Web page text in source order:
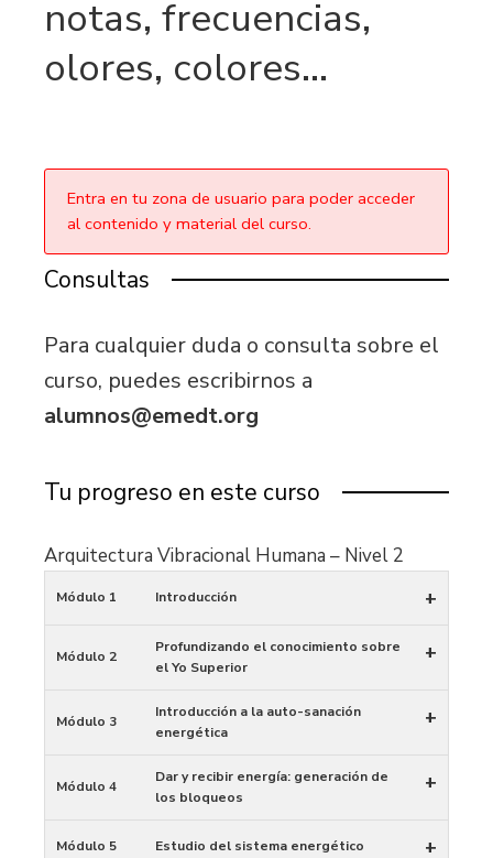
notas, frecuencias,
olores, colores…
Entra en tu zona de usuario para poder acceder
al contenido y material del curso.
Consultas
Para cualquier duda o consulta sobre el
curso, puedes escribirnos a
alumnos@emedt.org
Tu progreso en este curso
Arquitectura Vibracional Humana – Nivel 2
Módulo 1 Introducción +
Módulo 2
Profundizando el conocimiento sobre
el Yo Superior
+
Módulo 3
Introducción a la auto-sanación
energética
+
Módulo 4
Dar y recibir energía: generación de
los bloqueos
+
Módulo 5 Estudio del sistema energético +